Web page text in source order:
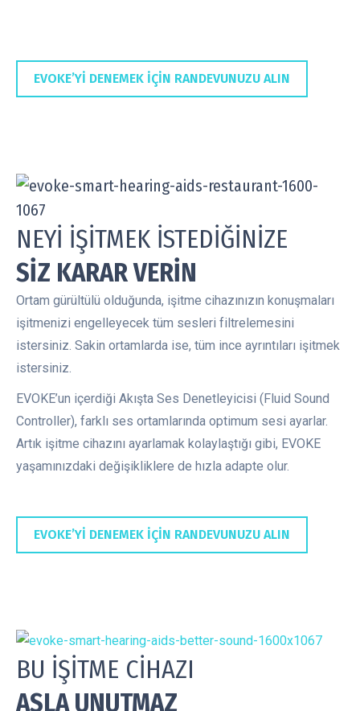
EVOKE’Yİ DENEMEK İÇİN RANDEVUNUZU ALIN
NEYİ İŞİTMEK İSTEDİĞİNİZE
SİZ KARAR VERİN
Ortam gürültülü olduğunda, işitme cihazınızın konuşmaları
işitmenizi engelleyecek tüm sesleri filtrelemesini
istersiniz. Sakin ortamlarda ise, tüm ince ayrıntıları işitmek
istersiniz.
EVOKE’un içerdiği Akışta Ses Denetleyicisi (Fluid Sound
Controller), farklı ses ortamlarında optimum sesi ayarlar.
Artık işitme cihazını ayarlamak kolaylaştığı gibi, EVOKE
yaşamınızdaki değişikliklere de hızla adapte olur.
EVOKE’Yİ DENEMEK İÇİN RANDEVUNUZU ALIN
BU İŞİTME CİHAZI
ASLA UNUTMAZ